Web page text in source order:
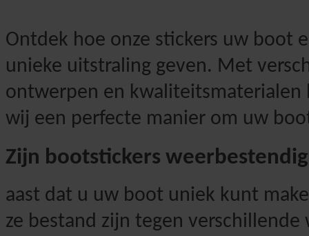
Ontdek hoe onze stickers uw boot
unieke uitstraling geven. Met
ontwerpen en kwaliteitsmaterialen
wij een perfecte manier om uw
Zijn bootstickers
aast dat u uw boot uniek kunt
ze bestand zijn tegen